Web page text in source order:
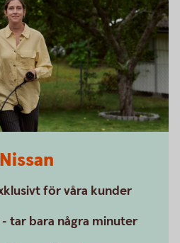
för våra kunder
tar bara några minuter